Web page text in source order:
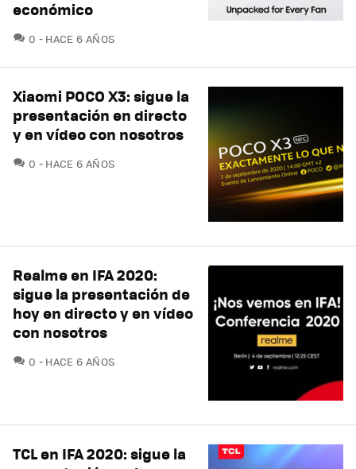
económico
0 COMENTARIOS
HACE 6 AÑOS
Xiaomi POCO X3: sigue la
presentación en directo
y en vídeo con nosotros
0 COMENTARIOS
HACE 6 AÑOS
Realme en IFA 2020:
sigue la presentación de
hoy en directo y en vídeo
con nosotros
0 COMENTARIOS
HACE 6 AÑOS
TCL en IFA 2020: sigue la